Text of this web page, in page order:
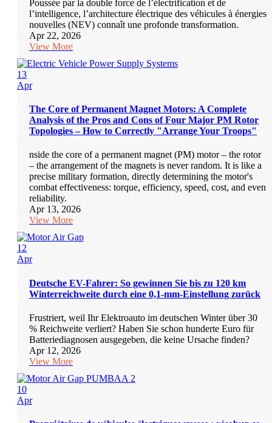
Poussée par la double force de l’électrification et de
l’intelligence, l’architecture électrique des véhicules à énergies
nouvelles (NEV) connaît une profonde transformation.
Apr 22, 2026
View More
13
Apr
The Core of Permanent Magnet Motors: A Complete
Analysis of the Pros and Cons of Four Major PM Rotor
Topologies – How to Correctly "Arrange Your Troops"
nside the core of a permanent magnet (PM) motor – the rotor
– the arrangement of the magnets is never random. It is like a
precise military formation, directly determining the motor's
combat effectiveness: torque, efficiency, speed, cost, and even
reliability.
Apr 13, 2026
View More
12
Apr
Deutsche EV-Fahrer: So gewinnen Sie bis zu 120 km
Winterreichweite durch eine 0,1-mm-Einstellung zurück
Frustriert, weil Ihr Elektroauto im deutschen Winter über 30
% Reichweite verliert? Haben Sie schon hunderte Euro für
Batteriediagnosen ausgegeben, die keine Ursache finden?
Apr 12, 2026
View More
10
Apr